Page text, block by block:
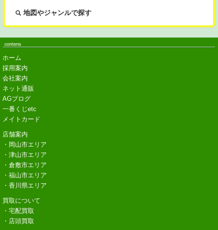
地図やジャンルで探す
ホーム
採用案内
会社案内
ネット通販
AGブログ
一番くじetc
メイトカード
店舗案内
・岡山市エリア
・津山市エリア
・倉敷市エリア
・福山市エリア
・香川県エリア
買取について
・宅配買取
・店頭買取